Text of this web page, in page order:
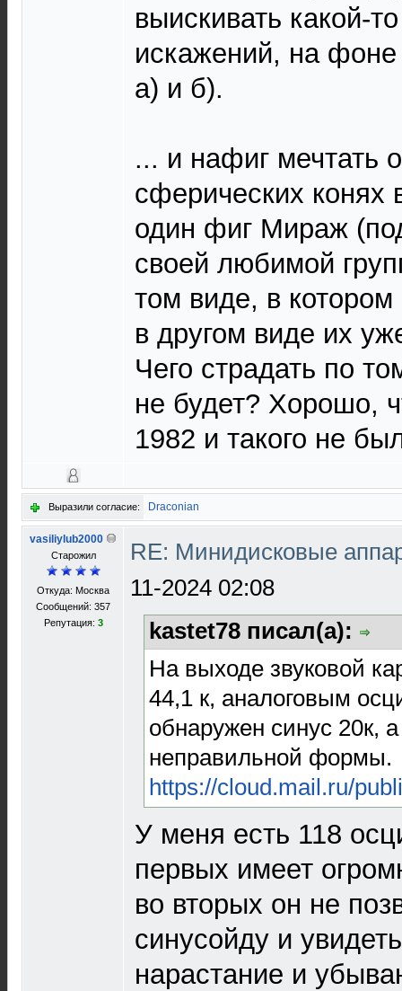
выискивать какой-
искажений, на фоне
а) и б).
... и нафиг мечтать
сферических конях
один фиг Мираж
своей любимой
том виде, в котором
в другом виде их
Чего страдать по
не будет? Хорошо,
1982 и такого не
Выразили согласие: Draconian
vasiliylub2000
Старожил
Откуда: Москва
Сообщений: 357
Репутация: 3
RE: Минидисковые
11-2024 02:08
kastet78 писал(а):
На выходе звуковой
44,1 к, аналоговым
обнаружен синус 20к,
неправильной формы.
https://cloud.mail.ru/
У меня есть 118
первых имеет
во вторых он не
синусойду и
нарастание и